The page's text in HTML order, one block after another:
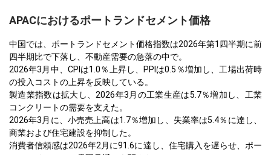
APACにおけるポートランドセメント価格
中国では、ポートランドセメント価格指数は2026年第1四半期に前
四半期比で下落し、不動産需要の急落の中で。
2026年3月中、CPIは1.0％上昇し、PPIは0.5％増加し、工場出荷時
の投入コストの上昇を反映している。
製造業指数は拡大し、2026年3月の工業生産は5.7％増加し、工業
コンクリートの需要を支えた。
2026年3月に、小売売上高は1.7％増加し、失業率は5.4％に達し、
商業および住宅建設を抑制した。
消費者信頼感は2026年2月に91.6に達し、住宅購入を遅らせ、ポー